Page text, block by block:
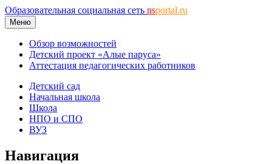
Образовательная социальная сеть nsportal.ru
Меню
Обзор возможностей
Детский проект «Алые паруса»
Аттестация педагогических работников
Детский сад
Начальная школа
Школа
НПО и СПО
ВУЗ
Навигация